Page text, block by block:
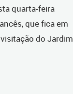
quarta-feira
que fica em
do Jardim